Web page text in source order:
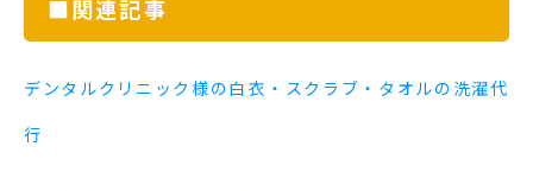
■関連記事
デンタルクリニック様の白衣・スクラブ・タオルの洗濯代
行